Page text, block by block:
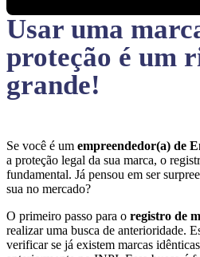
Usar uma
proteção é um
grande!
Se você é um empreendedor(a) de
a proteção legal da sua marca, o
fundamental. Já pensou em ser
sua no mercado?
O primeiro passo para o registro de
realizar uma busca de anterioridade.
verificar se já existem marcas